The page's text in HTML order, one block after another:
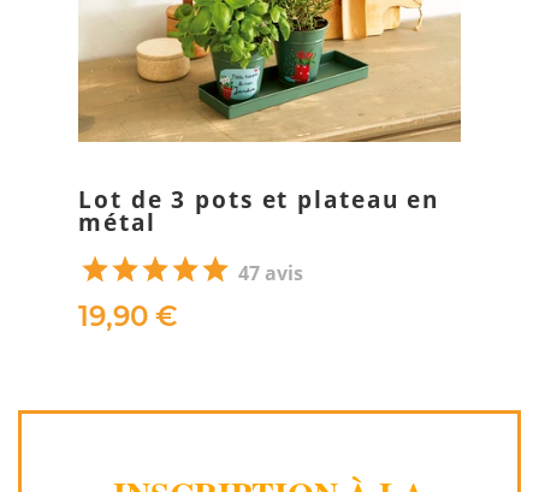
Lot de 3 pots et plateau en
métal
47 avis
19,90 €